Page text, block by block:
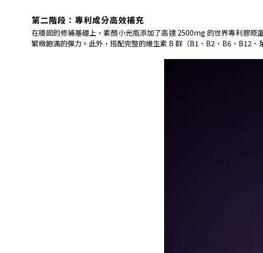
第二階段：專利成分高效補充
在穩固的修補基礎上，素顏小光瓶添加了高達2500mg 的世界專利膠原
緊緻飽滿的彈力。此外，搭配完整的維生素 B 群（B1 、 B2 、 B6 、 B12